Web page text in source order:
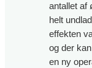
antallet af
helt
effekten
og der
en ny